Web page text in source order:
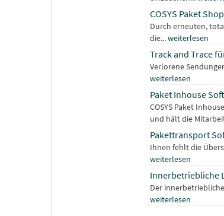
COSYS Paket
Durch erneuten,
die...weiterlesen
Track and Trace
Verlorene
weiterlesen
Paket Inhouse
COSYS Paket
und hält die
Pakettransport
Ihnen fehlt die
weiterlesen
Innerbetriebliche
Der
weiterlesen